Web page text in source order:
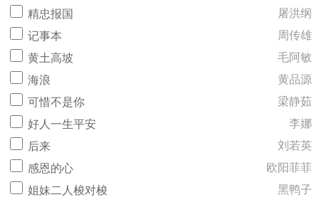
精忠报国
屠洪纲
记事本
周传雄
黄土高坡
毛阿敏
海浪
黄品源
可惜不是你
梁静茹
好人一生平安
李娜
后来
刘若英
感恩的心
欧阳菲菲
姐妹二人梭对梭
黑鸭子